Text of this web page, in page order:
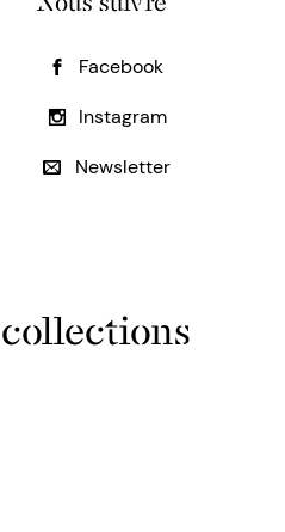
Facebook
Instagram
Newsletter